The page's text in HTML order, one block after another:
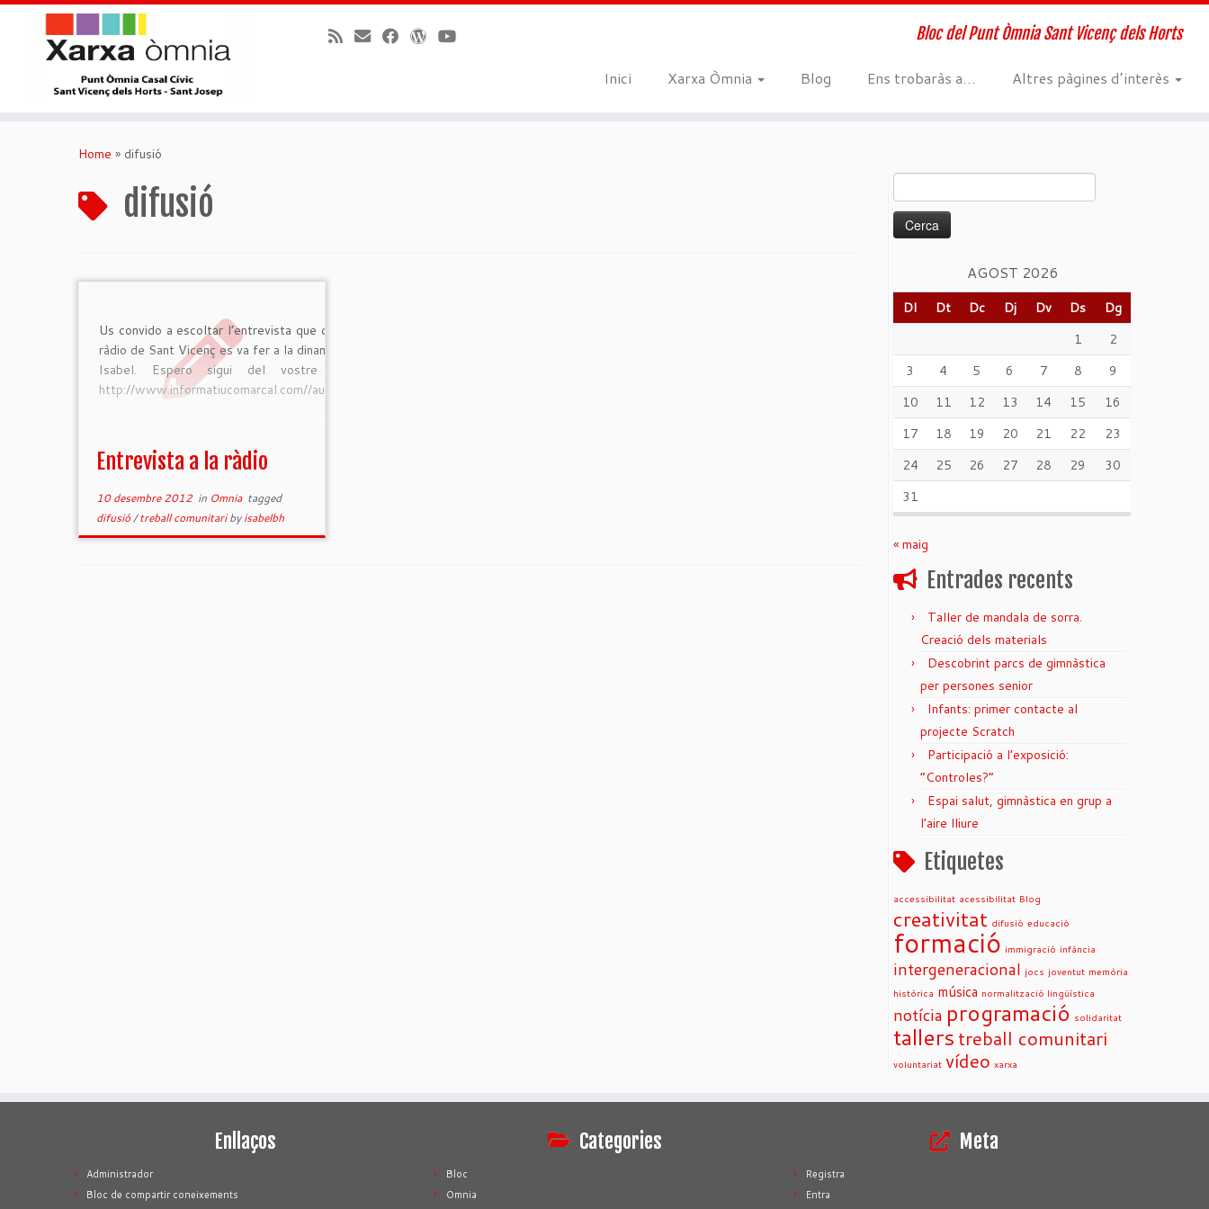
Bloc del Punt Òmnia Sant Vicenç dels Horts
Inici Xarxa Òmnia Blog Ens trobaràs a… Altres pàgines d’interès
Home » difusió
difusió
Us convido a escoltar l’entrevista que des de la
ràdio de Sant Vicenç es va fer a la dinamitzadora
Isabel. Espero sigui del vostre interés.
http://www.informatiucomarcal.com//audio/902/
Entrevista a la ràdio
10 desembre 2012 in Omnia tagged
difusió/treball comunitaribyisabelbh
AGOST 2026
Dl Dt Dc Dj Dv Ds
Dg
1
2
3
4 5 6 7 8
9
10
11 12 13 14 15
16
17
18 19 20 21 22
23
24
25 26 27 28 29
30
31
« maig
Entrades recents
Taller de mandala de sorra.
Creació dels materials
Descobrint parcs de gimnàstica
per persones senior
Infants: primer contacte al
projecte Scratch
Participació a l’exposició:
“Controles?”
Espai salut, gimnàstica en grup a
l’aire lliure
Etiquetes
accessibilitat acessibilitat Blog
creativitat difusió educació
formació immigració infància
intergeneracional jocs joventut memòria
històrica música normalització lingüística
notícia programació solidaritat
tallers treball comunitari
voluntariat vídeo xarxa
Enllaços
Administrador
Bloc de compartir coneixements
Categories
Bloc
Omnia
Meta
Registra
Entra